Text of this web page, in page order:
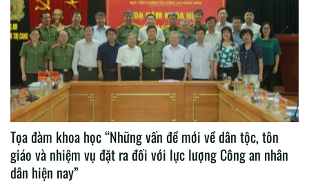
Tọa đàm khoa học “Những vấn đề mới về dân tộc, tôn
giáo và nhiệm vụ đặt ra đối với lực lượng Công an nhân
dân hiện nay”